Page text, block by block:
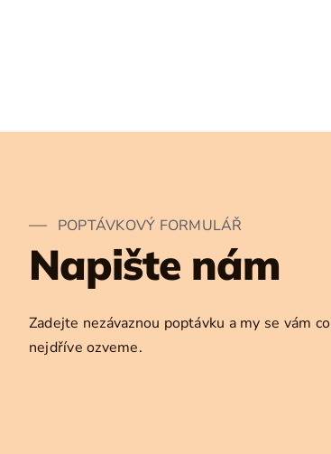
POPTÁVKOVÝ FORMULÁŘ
Napište nám
Zadejte nezávaznou poptávku a my se vám co
nejdříve ozveme.